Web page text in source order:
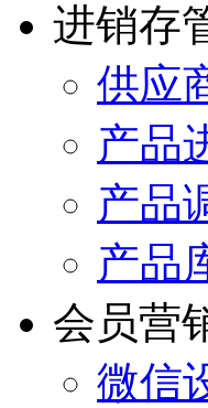
进销存
供应
产品
产品
产品
会员营
微信